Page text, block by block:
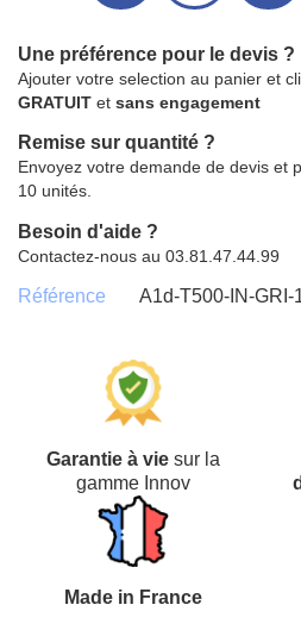
Une préférence pour le devis ?
Ajouter votre selection au panier et
GRATUIT et sans engagement
Remise sur quantité ?
Envoyez votre demande de devis et
10 unités.
Besoin d'aide ?
Contactez-nous au 03.81.47.44.99
Référence A1d-T500-IN-GRI-
Garantie à vie sur la
gamme Innov
Made in France